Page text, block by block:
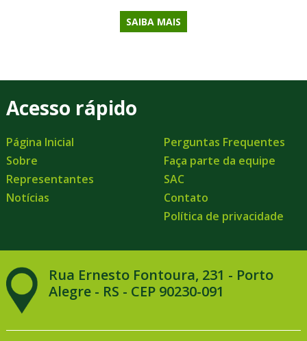
SAIBA MAIS
Acesso rápido
Página Inicial
Sobre
Representantes
Notícias
Perguntas Frequentes
Faça parte da equipe
SAC
Contato
Política de privacidade
Rua Ernesto Fontoura, 231 - Porto
Alegre - RS - CEP 90230-091